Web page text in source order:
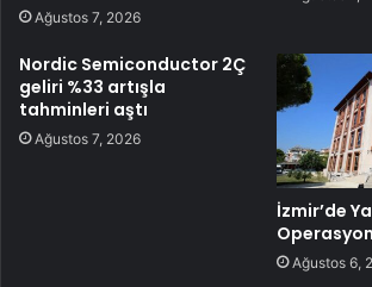
Ağustos 7, 2026
Nordic Semiconductor 2Ç
geliri %33 artışla
tahminleri aştı
Ağustos 7, 2026
İzmir’de
Ağustos 6,